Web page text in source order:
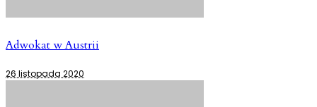
Adwokat w Austrii
26 listopada 2020